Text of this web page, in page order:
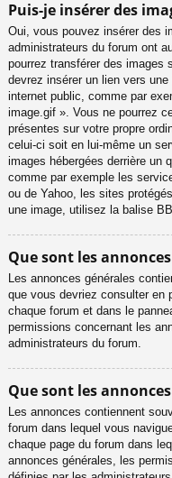
Puis-je insérer des
Oui, vous pouvez insérer des
administrateurs du forum ont
pourrez transférer des images
devrez insérer un lien vers
internet public, comme par
image.gif ». Vous ne pourrez
présentes sur votre propre
celui-ci soit en lui-même un
images hébergées derrière un
comme par exemple les
ou de Yahoo, les sites
une image, utilisez la balise
Que sont les
Les annonces générales
que vous devriez consulter en
chaque forum et dans le
permissions concernant les
administrateurs du forum.
Que sont les
Les annonces contiennent
forum dans lequel vous
chaque page du forum dans
annonces générales, les